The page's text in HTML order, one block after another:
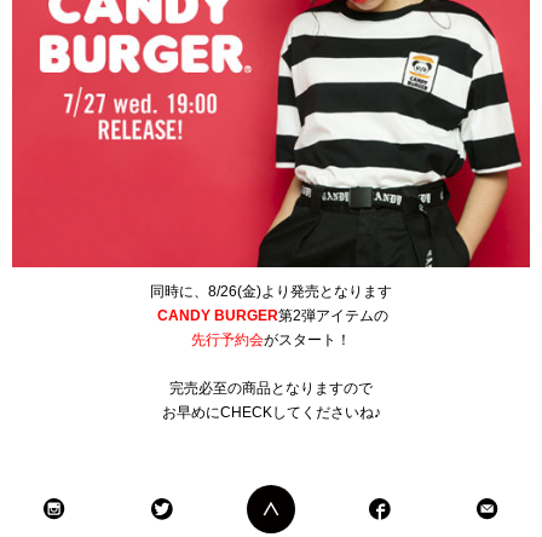
同時に、8/26(金)より発売となります
CANDY BURGER第2弾アイテムの
先行予約会がスタート！
完売必至の商品となりますので
お早めにCHECKしてくださいね♪